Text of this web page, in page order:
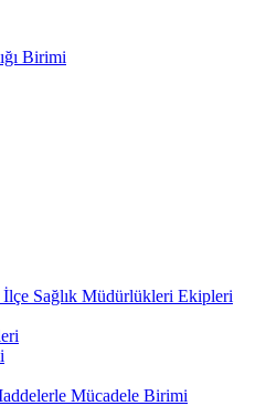
Birimi
Sağlık Müdürlükleri Ekipleri
Mücadele Birimi